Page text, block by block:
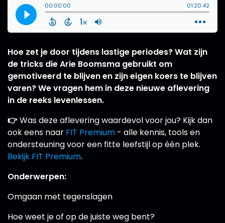
Hoe zet je door tijdens lastige periodes? Wat zijn
de tricks die Arie Boomsma gebruikt om
gemotiveerd te blijven en zijn eigen koers te blijven
varen? We vragen hem in deze nieuwe aflevering
in de reeks levenlessen.
👉Was deze aflevering waardevol voor jou? Kijk dan
ook eens naar FIT Premium - alle kennis, tools en
ondersteuning voor een fitte leefstijl op één plek.
Bekijk FIT Premium.
Onderwerpen:
Omgaan met tegenslagen
Hoe weet je of op de juiste weg bent?